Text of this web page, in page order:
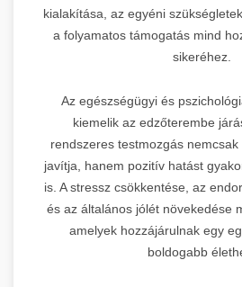
kialakítása, az egyéni
a folyamatos támogatás mind
sikeréhez.
Az egészségügyi és
kiemelik az edzőterembe
rendszeres testmozgás
javítja, hanem pozitív hatást
is. A stressz csökkentése, az
és az általános jólét növekedése
amelyek hozzájárulnak egy
boldogabb